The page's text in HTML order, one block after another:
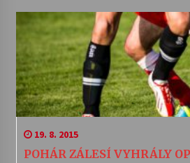
19. 8. 2015
POHÁR ZÁLESÍ VYHRÁLY